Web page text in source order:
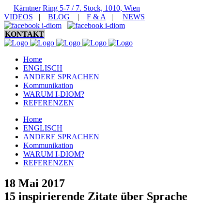
Kärntner Ring 5-7 / 7. Stock, 1010, Wien
VIDEOS | BLOG | F & A | NEWS
KONTAKT
Home
ENGLISCH
ANDERE SPRACHEN
Kommunikation
WARUM I-DIOM?
REFERENZEN
Home
ENGLISCH
ANDERE SPRACHEN
Kommunikation
WARUM I-DIOM?
REFERENZEN
18 Mai 2017
15 inspirierende Zitate über Sprache